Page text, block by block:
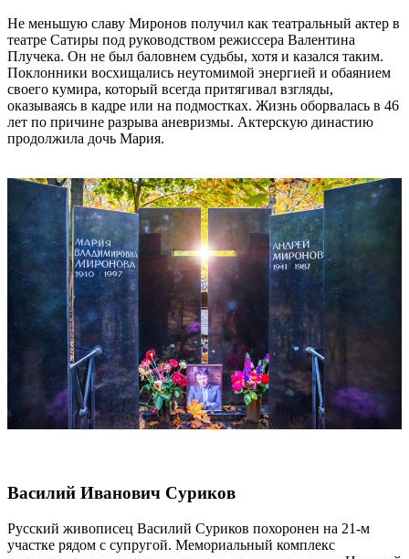
Не меньшую славу Миронов получил как театральный актер в
театре Сатиры под руководством режиссера Валентина
Плучека. Он не был баловнем судьбы, хотя и казался таким.
Поклонники восхищались неутомимой энергией и обаянием
своего кумира, который всегда притягивал взгляды,
оказываясь в кадре или на подмостках. Жизнь оборвалась в 46
лет по причине разрыва аневризмы. Актерскую династию
продолжила дочь Мария.
Василий Иванович Суриков
Русский живописец Василий Суриков похоронен на 21-м
участке рядом с супругой. Мемориальный комплекс